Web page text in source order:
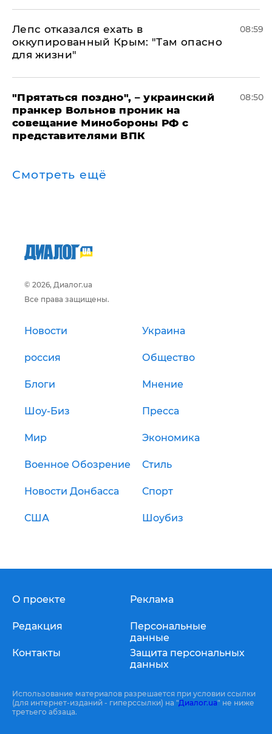
Лепс отказался ехать в
оккупированный Крым: "Там опасно
для жизни"
08:59
"Прятаться поздно", – украинский
пранкер Вольнов проник на
совещание Минобороны РФ с
представителями ВПК
08:50
Смотреть ещё
© 2026, Диалог.ua
Все права защищены.
Новости Украина
россия Общество
Блоги Мнение
Шоу-Биз Пресса
Мир Экономика
Военное Обозрение Стиль
Новости Донбасса Спорт
США Шоубиз
О проекте
Редакция
Контакты
Реклама
Персональные
данные
Защита персональных
данных
Использование материалов разрешается при условии ссылки
(для интернет-изданий - гиперссылки) на "Диалог.ua" не ниже
третьего абзаца.